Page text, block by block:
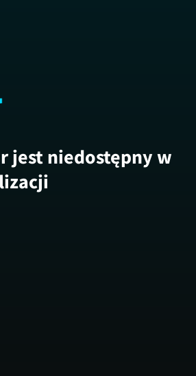
jest niedostępny w